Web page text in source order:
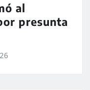
al
presunta